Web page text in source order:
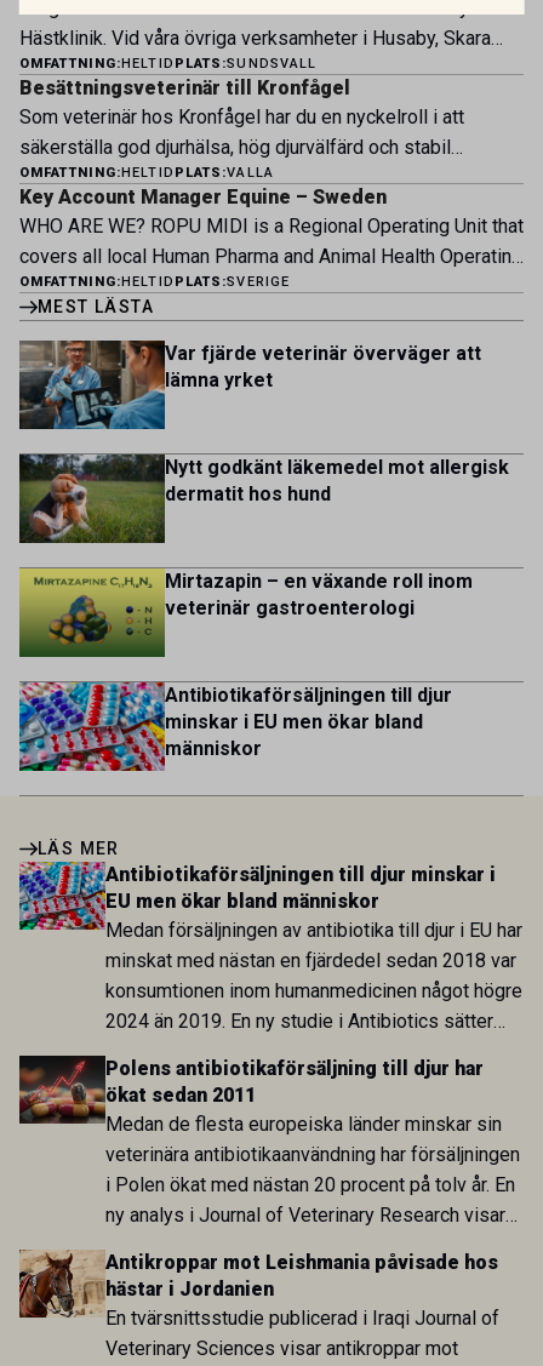
och forma vårt nästa kapitel. Hos oss möter du ett
engagerat team, moderna faciliteter och verkliga
möjligheter att bedriva avancerad djursjukvård. Vad vi
erbjuder Särskilt meriterande: […]
Hästklinik. Vid våra övriga verksamheter i Husaby, Skara
och Bjertorp jobbar idag ett 60-tal medarbetare. Om kliniken
Bergsåkers Hästklinik bedriver veterinärverksamhet i en
modern klinik vid Bergsåkers travbana, Sundsvall. Vi
erbjuder ett mångfasetterat utbud av undersökningar och
behandlingar i välutrustade lokaler. Vi har cirka 7 500
patienter […]
OMFATTNING: HELTID PLATS:SUNDSVALL
Besättningsveterinär till Kronfågel
Som veterinär hos Kronfågel har du en nyckelroll i att
säkerställa god djurhälsa, hög djurvälfärd och stabil
produktion genom hela värdekedjan. Du arbetar nära våra
kontrakterade uppfödare och tillsammans med kollegor
inom produktion, kläckeri, slakt och kvalitet. Rollen präglas
av proaktivt arbete, kunskapsdelning och kontinuerlig
utveckling, där du bidrar till att stärka svensk
OMFATTNING: HELTID PLATS:VALLA
Key Account Manager Equine – Sweden
WHO ARE WE? ROPU MIDI is a Regional Operating Unit that
covers all local Human Pharma and Animal Health Operating
Units across Belgium, Denmark, Norway, Finland, Greece,
Portugal, Sweden, and The Netherlands. MIDI has a
multicultural and diverse work environment. More than
1.800 employees are striving to work together to improve
lives for patients and […]
OMFATTNING: HELTID PLATS:SVERIGE
MEST LÄSTA
Var fjärde veterinär överväger att
lämna yrket
Nytt godkänt läkemedel mot allergisk
dermatit hos hund
Mirtazapin – en växande roll inom
veterinär gastroenterologi
Antibiotikaförsäljningen till djur
minskar i EU men ökar bland
människor
LÄS MER
Antibiotikaförsäljningen till djur minskar i
EU men ökar bland människor
Medan försäljningen av antibiotika till djur i EU har
minskat med nästan en fjärdedel sedan 2018 var
konsumtionen inom humanmedicinen något högre
2024 än 2019. En ny studie i Antibiotics sätter
utvecklingen inom de båda sektorerna sida vid
sida och pekar på en obalans i EU:s One Health-
arbete.
Polens antibiotikaförsäljning till djur har
ökat sedan 2011
Medan de flesta europeiska länder minskar sin
veterinära antibiotikaanvändning har försäljningen
i Polen ökat med nästan 20 procent på tolv år. En
ny analys i Journal of Veterinary Research visar
att skillnaden mot lågförbrukarländer som
Sverige är fortsatt stor.
Antikroppar mot Leishmania påvisade hos
hästar i Jordanien
En tvärsnittsstudie publicerad i Iraqi Journal of
Veterinary Sciences visar antikroppar mot